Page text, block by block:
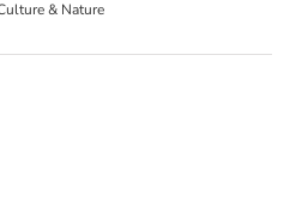
& Nature